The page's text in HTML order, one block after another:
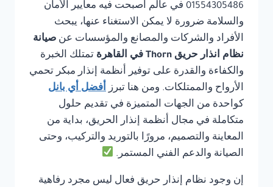
01554305486 في عالم أصبحت فيه معايير الأمان
والسلامة ضرورة لا يمكن الاستغناء عنها، يبحث
الأفراد والشركات والمصانع والمؤسسات عن صيانة
نظام انذار حريق Thorn في القاهرة
تمتلك الخبرة
والكفاءة والقدرة على توفير أنظمة إنذار مبكر تحمي
الأرواح والممتلكات. ومن هنا تبرز أفضل أي بانل
كواحدة من الجهات المتميزة في تقديم حلول
متكاملة في مجال أنظمة إنذار الحريق، بداية من
المعاينة والتصميم، مرورًا بالتوريد والتركيب، وحتى
الصيانة والدعم الفني المستمر.
إن وجود نظام إنذار حريق فعال ليس مجرد رفاهية